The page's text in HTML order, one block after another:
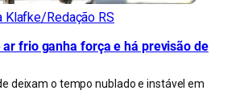
Klafke/Redação RS
frio ganha força e há previsão de
deixam o tempo nublado e instável em